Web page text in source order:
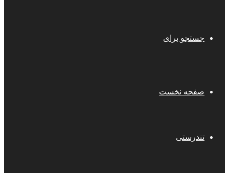
جستجو برای
صفحه نخست
تندرستی